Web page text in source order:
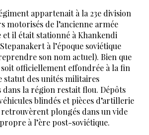
appartenait à la 23e division
motorisés de l’ancienne armée
et il était stationné à Khankendi
à l’époque soviétique
son nom actuel). Bien que
soit officiellement effondrée à la fin
statut des unités militaires
dans la région restait flou. Dépôts
blindés et pièces d’artillerie
plongés dans un vide
à l’ère post-soviétique.